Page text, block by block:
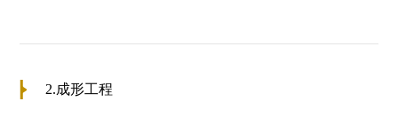
2.成形工程